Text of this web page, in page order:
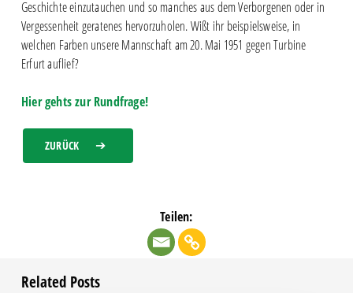
Geschichte einzutauchen und so manches aus dem Verborgenen oder in
Vergessenheit geratenes hervorzuholen. Wißt ihr beispielsweise, in
welchen Farben unsere Mannschaft am 20. Mai 1951 gegen Turbine
Erfurt auflief?
Hier gehts zur Rundfrage!
ZURÜCK
Teilen:
Related Posts